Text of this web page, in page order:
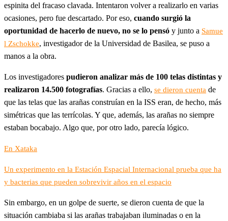
espinita del fracaso clavada. Intentaron volver a realizarlo en varias
ocasiones, pero fue descartado. Por eso, cuando surgió la
oportunidad de hacerlo de nuevo, no se lo pensó y junto a Samue
l Zschokke, investigador de la Universidad de Basilea, se puso a
manos a la obra.
Los investigadores pudieron analizar más de 100 telas distintas y
realizaron 14.500 fotografías. Gracias a ello, se dieron cuenta de
que las telas que las arañas construían en la ISS eran, de hecho, más
simétricas que las terrícolas. Y que, además, las arañas no siempre
estaban bocabajo. Algo que, por otro lado, parecía lógico.
En Xataka
Un experimento en la Estación Espacial Internacional prueba que ha
y bacterias que pueden sobrevivir años en el espacio
Sin embargo, en un golpe de suerte, se dieron cuenta de que la
situación cambiaba si las arañas trabajaban iluminadas o en la